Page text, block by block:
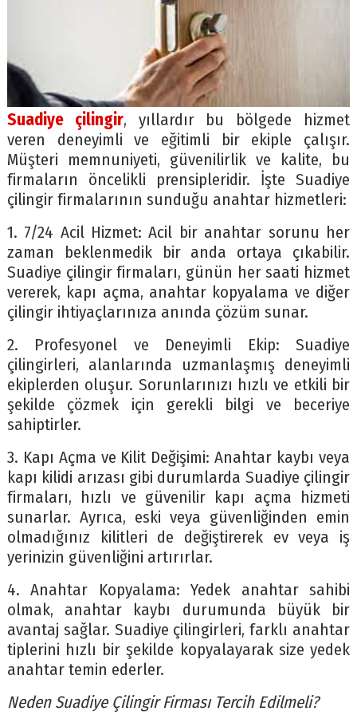
Suadiye çilingir, yıllardır bu bölgede hizmet
veren deneyimli ve eğitimli bir ekiple çalışır.
Müşteri memnuniyeti, güvenilirlik ve kalite, bu
firmaların öncelikli prensipleridir. İşte Suadiye
çilingir firmalarının sunduğu anahtar hizmetleri:
1. 7/24 Acil Hizmet: Acil bir anahtar sorunu her
zaman beklenmedik bir anda ortaya çıkabilir.
Suadiye çilingir firmaları, günün her saati hizmet
vererek, kapı açma, anahtar kopyalama ve diğer
çilingir ihtiyaçlarınıza anında çözüm sunar.
2. Profesyonel ve Deneyimli Ekip: Suadiye
çilingirleri, alanlarında uzmanlaşmış deneyimli
ekiplerden oluşur. Sorunlarınızı hızlı ve etkili bir
şekilde çözmek için gerekli bilgi ve beceriye
sahiptirler.
3. Kapı Açma ve Kilit Değişimi: Anahtar kaybı veya
kapı kilidi arızası gibi durumlarda Suadiye çilingir
firmaları, hızlı ve güvenilir kapı açma hizmeti
sunarlar. Ayrıca, eski veya güvenliğinden emin
olmadığınız kilitleri de değiştirerek ev veya iş
yerinizin güvenliğini artırırlar.
4. Anahtar Kopyalama: Yedek anahtar sahibi
olmak, anahtar kaybı durumunda büyük bir
avantaj sağlar. Suadiye çilingirleri, farklı anahtar
tiplerini hızlı bir şekilde kopyalayarak size yedek
anahtar temin ederler.
Neden Suadiye Çilingir Firması Tercih Edilmeli?